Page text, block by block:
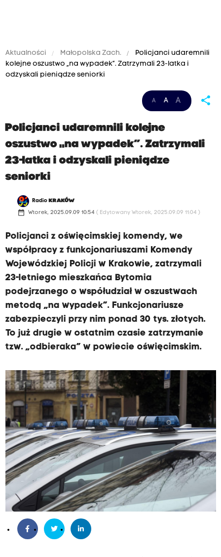
Aktualności Małopolska Zach.
Policjanci udaremnili
kolejne oszustwo „na wypadek”. Zatrzymali 23-latka i
odzyskali pieniądze seniorki
A A A share
Policjanci udaremnili kolejne
oszustwo „na wypadek”. Zatrzymali
23-latka i odzyskali pieniądze
seniorki
Radio KRAKÓW
date_range Wtorek, 2025.09.09 10:54 ( Edytowany Wtorek, 2025.09.09 11:04 )
Policjanci z oświęcimskiej komendy, we
współpracy z funkcjonariuszami Komendy
Wojewódzkiej Policji w Krakowie, zatrzymali
23-letniego mieszkańca Bytomia
podejrzanego o współudział w oszustwach
metodą „na wypadek”. Funkcjonariusze
zabezpieczyli przy nim ponad 30 tys. złotych.
To już drugie w ostatnim czasie zatrzymanie
tzw. „odbieraka” w powiecie oświęcimskim.